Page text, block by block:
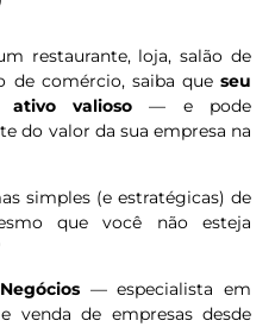
restaurante, loja, salão de
de comércio, saiba que seu
valioso— e pode
do valor da sua empresa na
simples (e estratégicas) de
que você não esteja
— especialista em
venda de empresas desde